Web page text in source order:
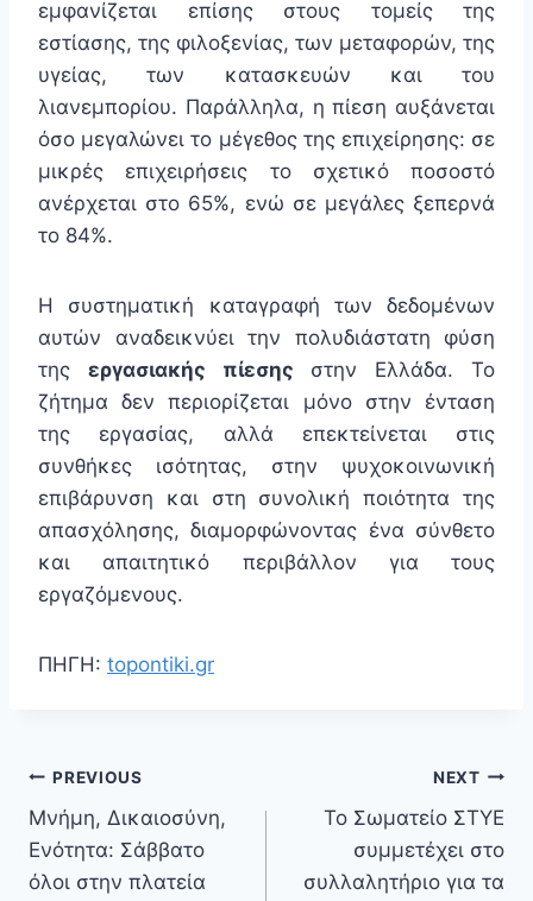
εμφανίζεται επίσης στους τομείς της
εστίασης, της φιλοξενίας, των μεταφορών, της
υγείας, των κατασκευών και του
λιανεμπορίου. Παράλληλα, η πίεση αυξάνεται
όσο μεγαλώνει το μέγεθος της επιχείρησης: σε
μικρές επιχειρήσεις το σχετικό ποσοστό
ανέρχεται στο 65%, ενώ σε μεγάλες ξεπερνά
το 84%.
Η συστηματική καταγραφή των δεδομένων
αυτών αναδεικνύει την πολυδιάστατη φύση
της εργασιακής πίεσης στην Ελλάδα. Το
ζήτημα δεν περιορίζεται μόνο στην ένταση
της εργασίας, αλλά επεκτείνεται στις
συνθήκες ισότητας, στην ψυχοκοινωνική
επιβάρυνση και στη συνολική ποιότητα της
απασχόλησης, διαμορφώνοντας ένα σύνθετο
και απαιτητικό περιβάλλον για τους
εργαζόμενους.
ΠΗΓΗ: topontiki.gr
PREVIOUS
Μνήμη, Δικαιοσύνη,
Ενότητα: Σάββατο
όλοι στην πλατεία
NEXT
Το Σωματείο ΣΤΥΕ
συμμετέχει στο
συλλαλητήριο για τα